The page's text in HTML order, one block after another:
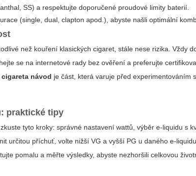
SS) a respektujte doporučené proudové limity baterií.
(single, dual, clapton apod.), abyste našli optimální
než kouření klasických cigaret, stále nese rizika. Vždy
se na internetové rady bez ověření a preferujte
návod je část, která varuje před experimentováním
praktické tipy
tyto kroky: správné nastavení wattů, výběr e-liquidu s
určitou příchuť, volte nižší VG a vyšší PG u daného e-
pomalu a měřte výsledky, abyste nezhoršili celkovou